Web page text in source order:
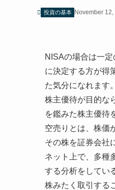
投資の基本 November 12,
NISAの場合は一
に決定する方が得
た気分になれます。
株主優待が目的な
を鑑みた株主優待
空売りとは、株価
その株を証券会社
ネット上で、多種
する分析をしてい
株みたく取引する